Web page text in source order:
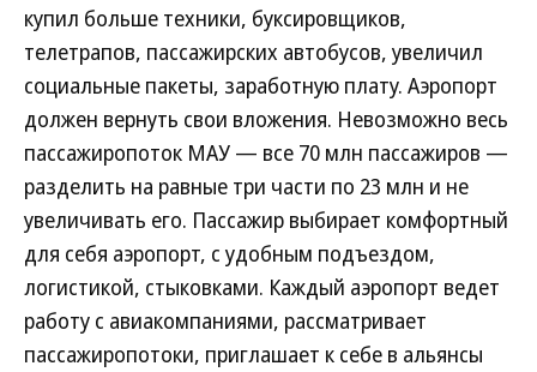
купил больше техники, буксировщиков,
телетрапов, пассажирских автобусов, увеличил
социальные пакеты, заработную плату. Аэропорт
должен вернуть свои вложения. Невозможно весь
пассажиропоток МАУ — все 70 млн пассажиров —
разделить на равные три части по 23 млн и не
увеличивать его. Пассажир выбирает комфортный
для себя аэропорт, с удобным подъездом,
логистикой, стыковками. Каждый аэропорт ведет
работу с авиакомпаниями, рассматривает
пассажиропотоки, приглашает к себе в альянсы